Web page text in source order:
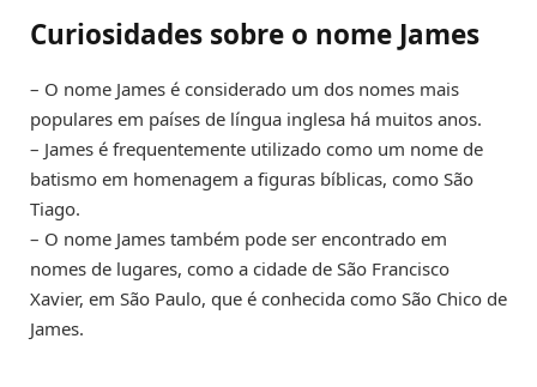
Curiosidades sobre o nome James
– O nome James é considerado um dos nomes mais
populares em países de língua inglesa há muitos anos.
– James é frequentemente utilizado como um nome de
batismo em homenagem a figuras bíblicas, como São
Tiago.
– O nome James também pode ser encontrado em
nomes de lugares, como a cidade de São Francisco
Xavier, em São Paulo, que é conhecida como São Chico de
James.